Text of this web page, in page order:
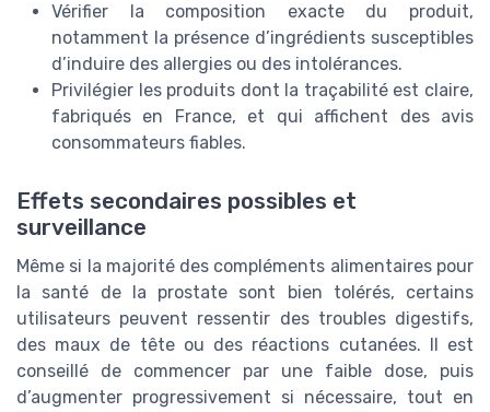
Vérifier la composition exacte du produit,
notamment la présence d’ingrédients susceptibles
d’induire des allergies ou des intolérances.
Privilégier les produits dont la traçabilité est claire,
fabriqués en France, et qui affichent des avis
consommateurs fiables.
Effets secondaires possibles et
surveillance
Même si la majorité des compléments alimentaires pour
la santé de la prostate sont bien tolérés, certains
utilisateurs peuvent ressentir des troubles digestifs,
des maux de tête ou des réactions cutanées. Il est
conseillé de commencer par une faible dose, puis
d’augmenter progressivement si nécessaire, tout en